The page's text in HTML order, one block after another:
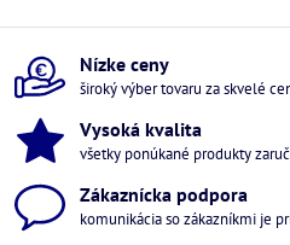
Nízke ceny
široký výber tovaru za skvelé
Vysoká kvalita
všetky ponúkané produkty
Zákaznícka podpora
komunikácia so zákazníkmi je